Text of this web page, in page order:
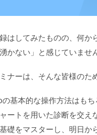
録はしてみたものの、何
かない」と感じていませ
ナーは、そんな皆様のた
の基本的な操作方法はも
ートを用いた診断を交え
礎をマスターし、明日か